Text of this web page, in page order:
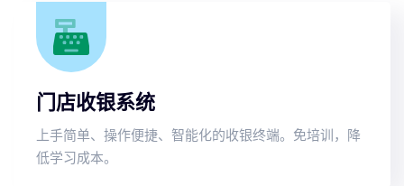
门店收银系统
上手简单、操作便捷、智能化的收银终端。免培训，降
低学习成本。